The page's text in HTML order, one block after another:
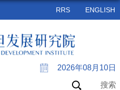
RRS ENGLISH
2026年08月10日
搜索